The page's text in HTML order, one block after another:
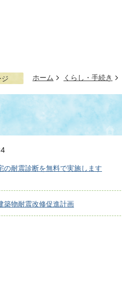
ホーム くらし・手続き
の耐震診断を無料で実施します
築物耐震改修促進計画